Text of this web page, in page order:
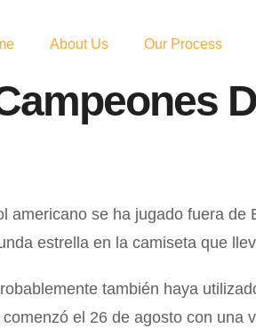
About Us Our Process
se ha jugado fuera
estrella en la camiseta que
también haya
el 26 de agosto con